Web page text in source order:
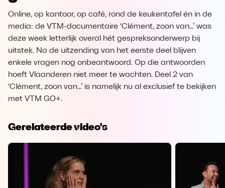
Online, op kantoor, op café, rond de keukentafel én in de
media: de VTM-documentaire ‘Clément, zoon van…’ was
deze week letterlijk overal hét gespreksonderwerp bij
uitstek. Na de uitzending van het eerste deel blijven
enkele vragen nog onbeantwoord. Op die antwoorden
hoeft Vlaanderen niet meer te wachten. Deel 2 van
‘Clément, zoon van…’ is namelijk nu al exclusief te bekijken
met VTM GO+.
Gerelateerde video's